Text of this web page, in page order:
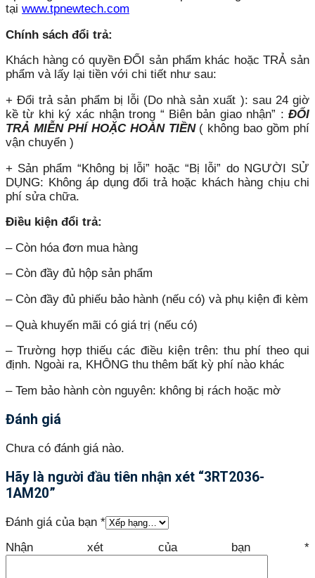
tại www.tpnewtech.com
Chính sách đổi trả:
Khách hàng có quyền ĐỔI sản phẩm khác hoặc TRẢ sản
phẩm và lấy lại tiền với chi tiết như sau:
+ Đổi trả sản phẩm bị lỗi (Do nhà sản xuất ): sau 24 giờ
kề từ khi ký xác nhận trong “ Biên bản giao nhận” : ĐỔI
TRẢ MIỄN PHÍ HOẶC HOÀN TIỀN( không bao gồm phí
vận chuyển )
+ Sản phẩm “Không bị lỗi” hoặc “Bị lỗi” do NGƯỜI SỬ
DỤNG: Không áp dụng đổi trả hoặc khách hàng chịu chi
phí sửa chữa.
Điều kiện đổi trả:
– Còn hóa đơn mua hàng
– Còn đầy đủ hộp sản phẩm
– Còn đầy đủ phiếu bảo hành (nếu có) và phụ kiện đi kèm
– Quà khuyến mãi có giá trị (nếu có)
– Trường hợp thiếu các điều kiện trên: thu phí theo qui
định. Ngoài ra, KHÔNG thu thêm bất kỳ phí nào khác
– Tem bảo hành còn nguyên: không bị rách hoặc mờ
Đánh giá
Chưa có đánh giá nào.
Hãy là người đầu tiên nhận xét “3RT2036-
1AM20”
Đánh giá của bạn *
Nhận xét của bạn *